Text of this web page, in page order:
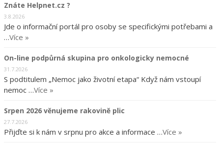
Znáte Helpnet.cz ?
3.8.2026
Jde o informační portál pro osoby se specifickými potřebami a
…Více »
On-line podpůrná skupina pro onkologicky nemocné
31.7.2026
S podtitulem „Nemoc jako životní etapa“ Když nám vstoupí
nemoc …Více »
Srpen 2026 věnujeme rakovině plic
27.7.2026
Přijďte si k nám v srpnu pro akce a informace …Více »